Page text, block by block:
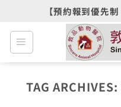
content
【預約報到優先
TAG ARCHIVES: